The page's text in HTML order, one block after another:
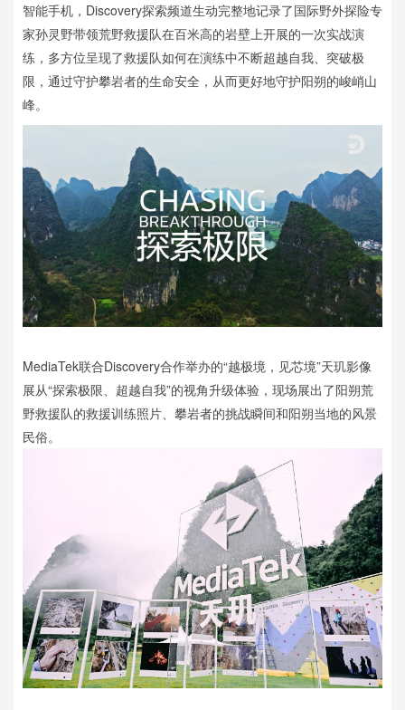
智能手机，Discovery探索频道生动完整地记录了国际野外探险专
家孙灵野带领荒野救援队在百米高的岩壁上开展的一次实战演
练，多方位呈现了救援队如何在演练中不断超越自我、突破极
限，通过守护攀岩者的生命安全，从而更好地守护阳朔的峻峭山
峰。
MediaTek联合Discovery合作举办的“越极境，见芯境”天玑影像
展从“探索极限、超越自我”的视角升级体验，现场展出了阳朔荒
野救援队的救援训练照片、攀岩者的挑战瞬间和阳朔当地的风景
民俗。